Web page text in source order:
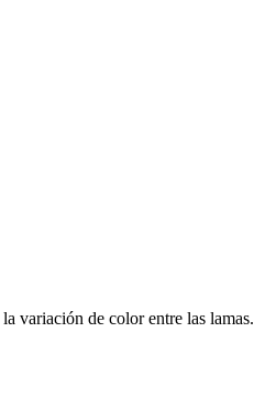
variación de color entre las lamas.